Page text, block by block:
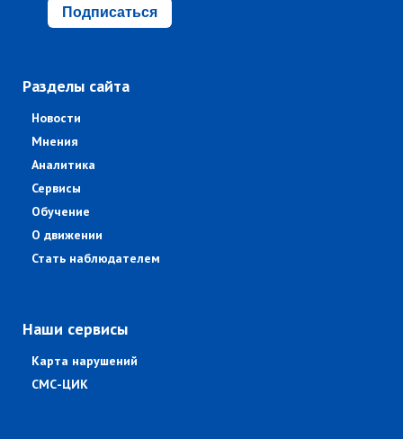
Подписаться
Разделы сайта
Новости
Мнения
Аналитика
Сервисы
Обучение
О движении
Стать наблюдателем
Наши сервисы
Карта нарушений
СМС-ЦИК